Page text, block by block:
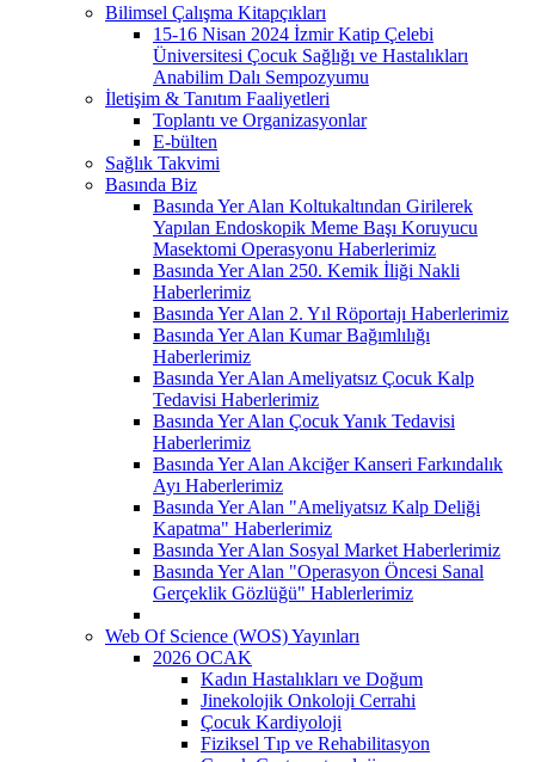
Bilimsel Çalışma Kitapçıkları
15-16 Nisan 2024 İzmir Katip Çelebi
Üniversitesi Çocuk Sağlığı ve Hastalıkları
Anabilim Dalı Sempozyumu
İletişim & Tanıtım Faaliyetleri
Toplantı ve Organizasyonlar
E-bülten
Sağlık Takvimi
Basında Biz
Basında Yer Alan Koltukaltından Girilerek
Yapılan Endoskopik Meme Başı Koruyucu
Masektomi Operasyonu Haberlerimiz
Basında Yer Alan 250. Kemik İliği Nakli
Haberlerimiz
Basında Yer Alan 2. Yıl Röportajı Haberlerimiz
Basında Yer Alan Kumar Bağımlılığı
Haberlerimiz
Basında Yer Alan Ameliyatsız Çocuk Kalp
Tedavisi Haberlerimiz
Basında Yer Alan Çocuk Yanık Tedavisi
Haberlerimiz
Basında Yer Alan Akciğer Kanseri Farkındalık
Ayı Haberlerimiz
Basında Yer Alan "Ameliyatsız Kalp Deliği
Kapatma" Haberlerimiz
Basında Yer Alan Sosyal Market Haberlerimiz
Basında Yer Alan "Operasyon Öncesi Sanal
Gerçeklik Gözlüğü" Hablerlerimiz
Web Of Science (WOS) Yayınları
2026 OCAK
Kadın Hastalıkları ve Doğum
Jinekolojik Onkoloji Cerrahi
Çocuk Kardiyoloji
Fiziksel Tıp ve Rehabilitasyon